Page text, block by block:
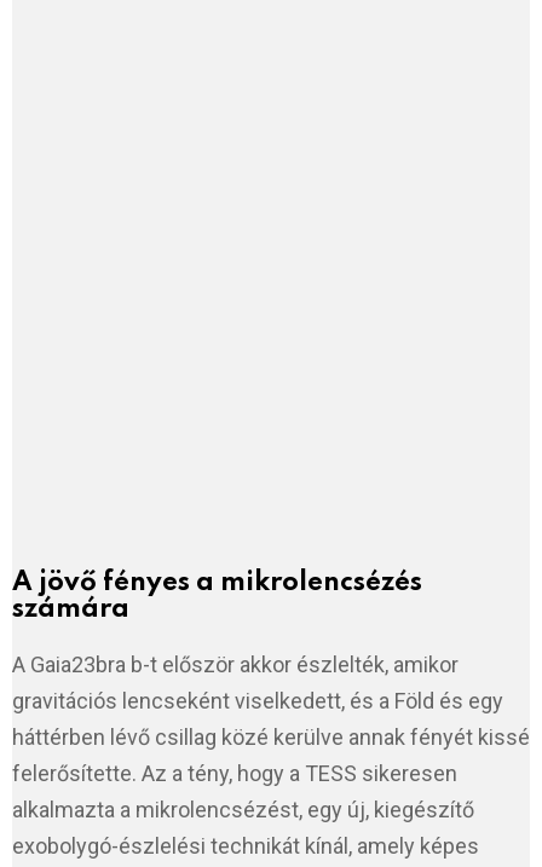
A jövő fényes a mikrolencsézés
számára
A Gaia23bra b-t először akkor észlelték, amikor
gravitációs lencseként viselkedett, és a Föld és egy
háttérben lévő csillag közé kerülve annak fényét kissé
felerősítette. Az a tény, hogy a TESS sikeresen
alkalmazta a mikrolencsézést, egy új, kiegészítő
exobolygó-észlelési technikát kínál, amely képes